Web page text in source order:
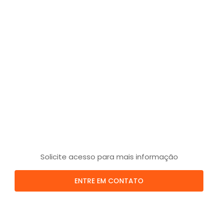
Solicite acesso para mais informação
ENTRE EM CONTATO